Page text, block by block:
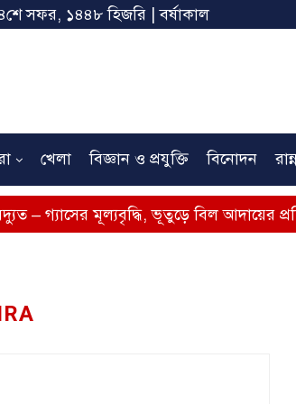
সফর, ১৪৪৮ হিজরি | বর্ষাকাল
খেলা বিজ্ঞান ও প্রযুক্তি বিনোদন
ভূতুড়ে বিল আদায়ের প্রতিবাদে